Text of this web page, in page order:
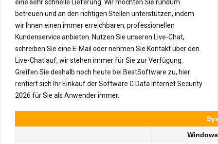
eine sehr schnelle Lieferung. Wir möchten Sie rundum
betreuen und an den richtigen Stellen unterstützen, indem
wir Ihnen einen immer erreichbaren, professionellen
Kundenservice anbieten. Nutzen Sie unseren Live-Chat,
schreiben Sie eine E-Mail oder nehmen Sie Kontakt über den
Live-Chat auf, wir stehen immer für Sie zur Verfügung.
Greifen Sie deshalb noch heute bei BestSoftware zu, hier
rentiert sich Ihr Einkauf der Software G Data Internet Security
2026 für Sie als Anwender immer.
Windows